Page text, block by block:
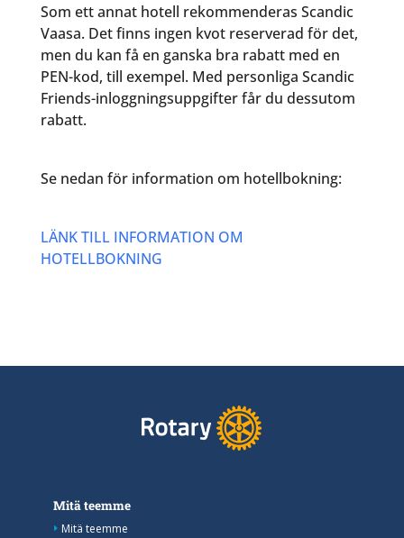
Som ett annat hotell rekommenderas Scandic
Vaasa. Det finns ingen kvot reserverad för det,
men du kan få en ganska bra rabatt med en
PEN-kod, till exempel. Med personliga Scandic
Friends-inloggningsuppgifter får du dessutom
rabatt.
Se nedan för information om hotellbokning:
LÄNK TILL INFORMATION OM
HOTELLBOKNING
Mitä teemme
Mitä teemme